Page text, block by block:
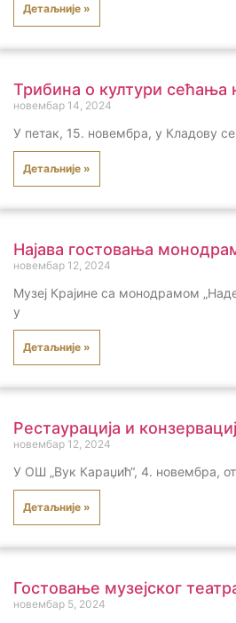
Детаљније »
Трибина о култури
новембар 14, 2024
У петак, 15. новембра, у Кладову
Детаљније »
Најава гостовања
новембар 12, 2024
Музеј Крајине са монодрамом
у
Детаљније »
Рестаурација и
новембар 12, 2024
У ОШ „Вук Караџић“, 4. новембра,
Детаљније »
Гостовање музејског
новембар 5, 2024